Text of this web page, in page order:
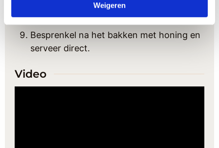
Weigeren
Bak de plaattaart 35 tot 40 minuten in
een voorverwarmde oven op 175°.
Besprenkel na het bakken met honing en
serveer direct.
Video